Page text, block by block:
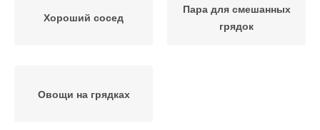
Хороший сосед
Пара для смешанных
грядок
Овощи на грядках